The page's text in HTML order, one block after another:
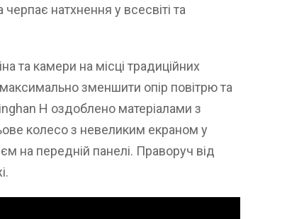
черпає натхнення у всесвіті та
та камери на місці традиційних
зменшити опір повітрю та
Н оздоблено матеріалами з
колесо з невеликим екраном у
на передній панелі. Праворуч від